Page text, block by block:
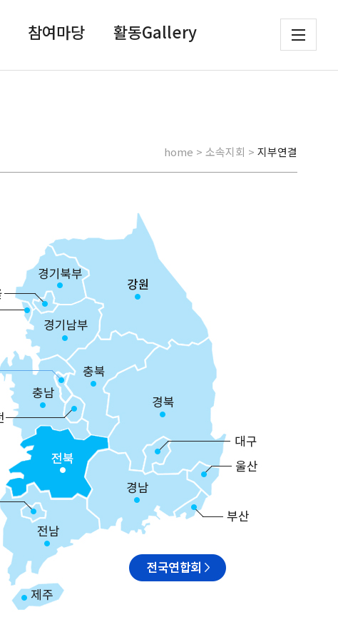
참여마당 활동Gallery
home > 소속지회 > 지부연결